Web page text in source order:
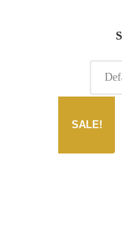
SALE!